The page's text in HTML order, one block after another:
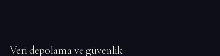
Veri depolama ve güvenlik